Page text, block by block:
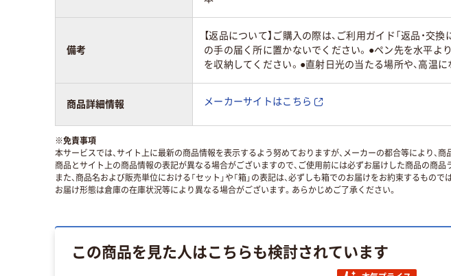
備考
【返品について】ご購入の際は、ご利用ガイド「返品・
の手の届く所に置かないでください。●ペン先を水平よ
を収納してください。●直射日光の当たる場所や、高温
商品詳細情報 メーカーサイトはこちら
※免責事項
本サービスでは、サイト上に最新の商品情報を表示するよう努めておりますが、メーカーの都合等により、商
商品とサイト上の商品情報の表記が異なる場合がございますので、ご使用前には必ずお届けした商品の商
また、商品名および販売単位における「セット」や「箱」の表記は、必ずしも箱でのお届けをお約束するもので
お届け形態は倉庫の在庫状況等により異なる場合がございます。あらかじめご了承ください。
この商品を見た人はこちらも検討されています